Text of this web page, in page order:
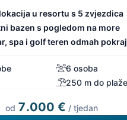
u resortu s 5 zvjezdica
bazen s pogledom na more
spa i golf teren odmah
6 osoba
250 m do plaže
od 7.000 € / tjedan